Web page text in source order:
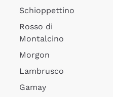
Schioppettino
Rosso di
Montalcino
Morgon
Lambrusco
Gamay